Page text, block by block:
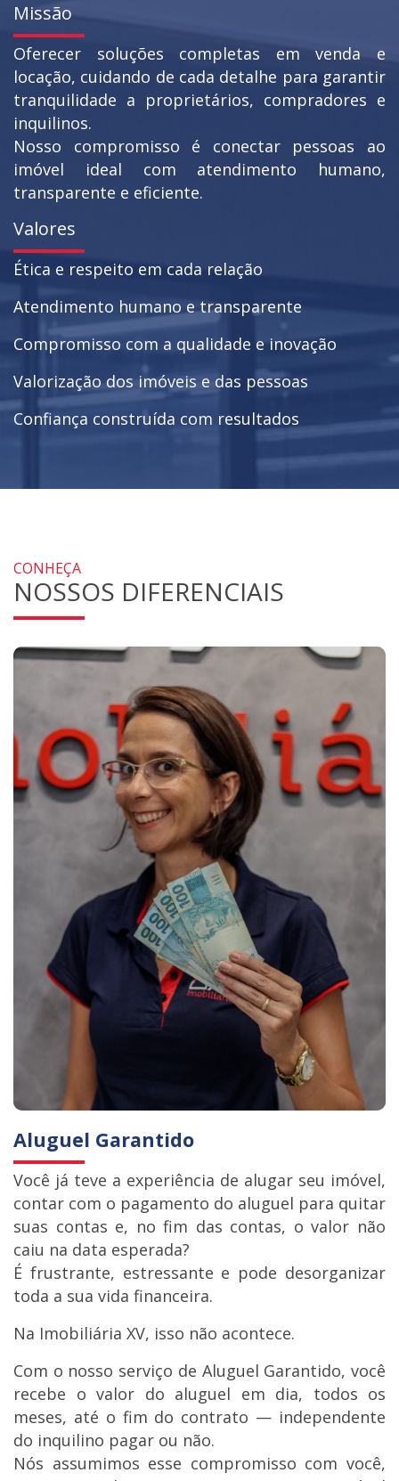
Missão
Oferecer soluções completas em venda e
locação, cuidando de cada detalhe para garantir
tranquilidade a proprietários, compradores e
inquilinos.
Nosso compromisso é conectar pessoas ao
imóvel ideal com atendimento humano,
transparente e eficiente.
Valores
Ética e respeito em cada relação
Atendimento humano e transparente
Compromisso com a qualidade e inovação
Valorização dos imóveis e das pessoas
Confiança construída com resultados
CONHEÇA
NOSSOS DIFERENCIAIS
Aluguel Garantido
Você já teve a experiência de alugar seu imóvel,
contar com o pagamento do aluguel para quitar
suas contas e, no fim das contas, o valor não
caiu na data esperada?
É frustrante, estressante e pode desorganizar
toda a sua vida financeira.
Na Imobiliária XV, isso não acontece.
Com o nosso serviço de Aluguel Garantido, você
recebe o valor do aluguel em dia, todos os
meses, até o fim do contrato — independente
do inquilino pagar ou não.
Nós assumimos esse compromisso com você,